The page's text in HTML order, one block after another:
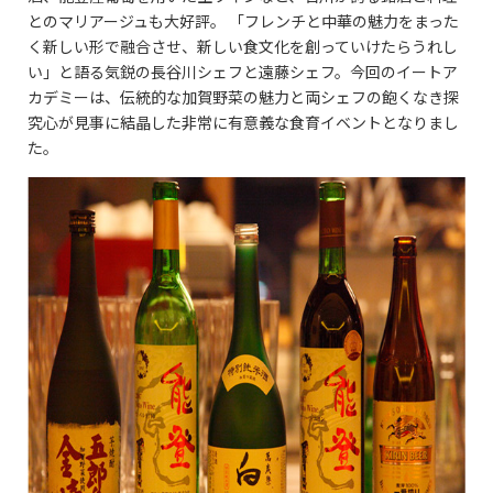
とのマリアージュも大好評。 「フレンチと中華の魅力をまった
く新しい形で融合させ、新しい食文化を創っていけたらうれし
い」と語る気鋭の長谷川シェフと遠藤シェフ。今回のイートア
カデミーは、伝統的な加賀野菜の魅力と両シェフの飽くなき探
究心が見事に結晶した非常に有意義な食育イベントとなりまし
た。